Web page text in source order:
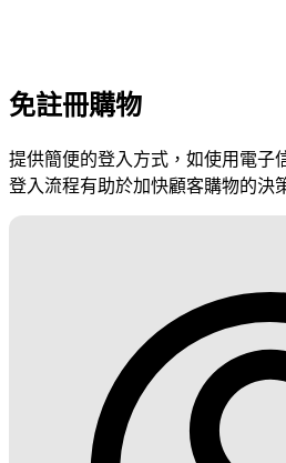
免註冊購物
提供簡便的登入方式，如使用電子
登入流程有助於加快顧客購物的決